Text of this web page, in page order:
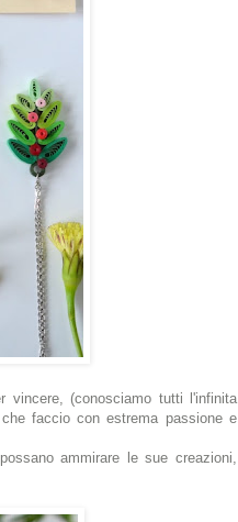
(conosciamo tutti l'infinita
faccio con estrema passione e
ammirare le sue creazioni,